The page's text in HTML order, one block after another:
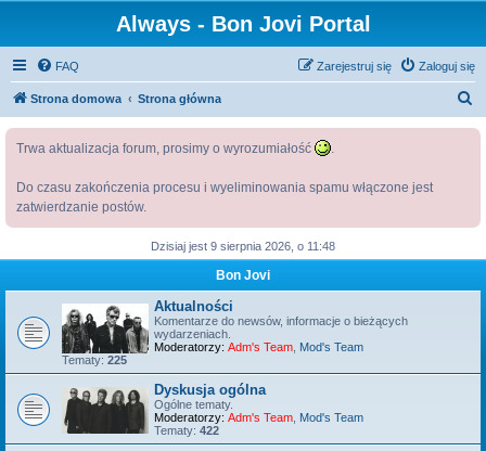
Always - Bon Jovi Portal
FAQ Zaloguj się
Zarejestruj się
Strona domowa Strona główna
j
Trwa aktualizacja forum, prosimy o wyrozumiałość .
Do czasu zakończenia procesu i wyeliminowania spamu włączone jest
zatwierdzanie postów.
Dzisiaj jest 9 sierpnia 2026, o 11:48
Bon Jovi
Aktualności
Komentarze do newsów, informacje o bieżących
wydarzeniach.
Moderatorzy: Adm's Team Mod's Team
Tematy: 225
Dyskusja ogólna
Ogólne tematy.
Moderatorzy: Adm's Team Mod's Team
Tematy: 422